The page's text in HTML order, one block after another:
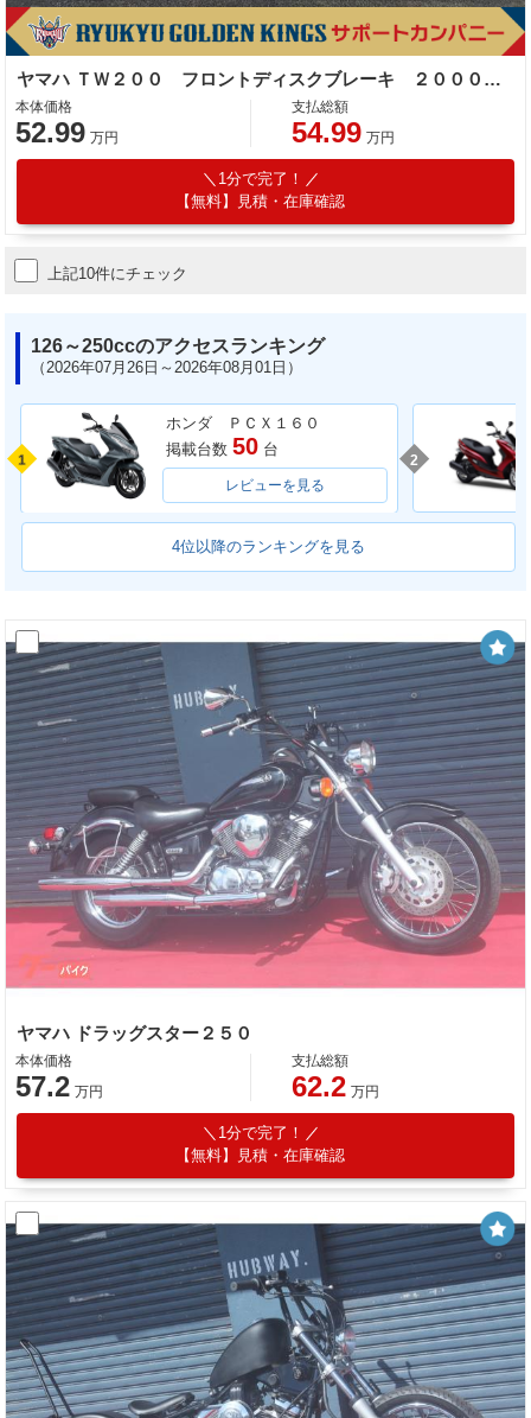
ヤマハ ＴＷ２００ フロントディスクブレーキ ２０００年モデル
本体価格
52.99 万円
支払総額
54.99 万円
1分で完了！
【無料】見積・在庫確認
上記10件にチェック
126～250ccのアクセスランキング
（2026年07月26日～2026年08月01日）
1
ホンダ ＰＣＸ１６０
掲載台数 50 台
レビューを見る
2
4位以降のランキングを見る
ヤマハ ドラッグスター２５０
本体価格
57.2 万円
支払総額
62.2 万円
1分で完了！
【無料】見積・在庫確認